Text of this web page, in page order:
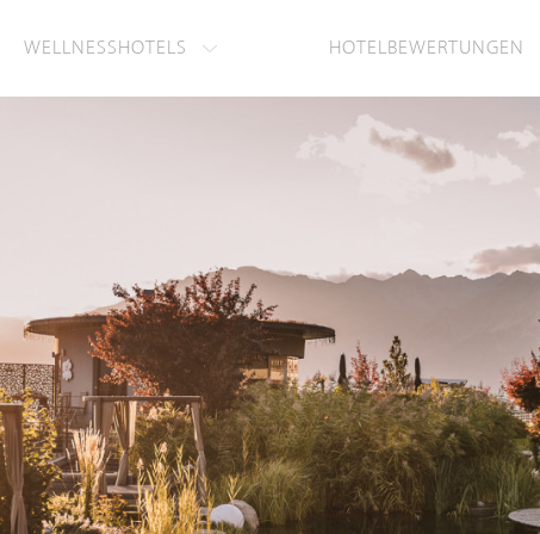
WELLNESSHOTELS HOTELBEWERTUNGEN